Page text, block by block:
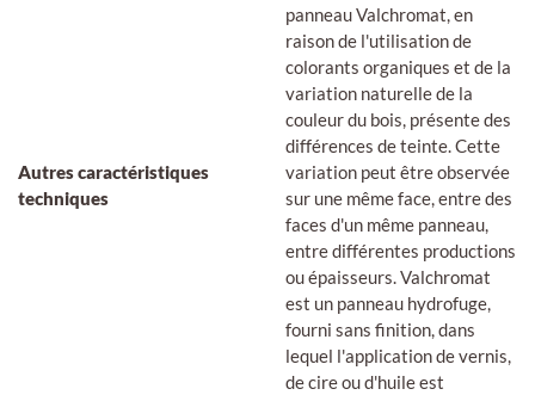
Autres caractéristiques
techniques
panneau Valchromat, en
raison de l'utilisation de
colorants organiques et de la
variation naturelle de la
couleur du bois, présente des
différences de teinte. Cette
variation peut être observée
sur une même face, entre des
faces d'un même panneau,
entre différentes productions
ou épaisseurs. Valchromat
est un panneau hydrofuge,
fourni sans finition, dans
lequel l'application de vernis,
de cire ou d'huile est